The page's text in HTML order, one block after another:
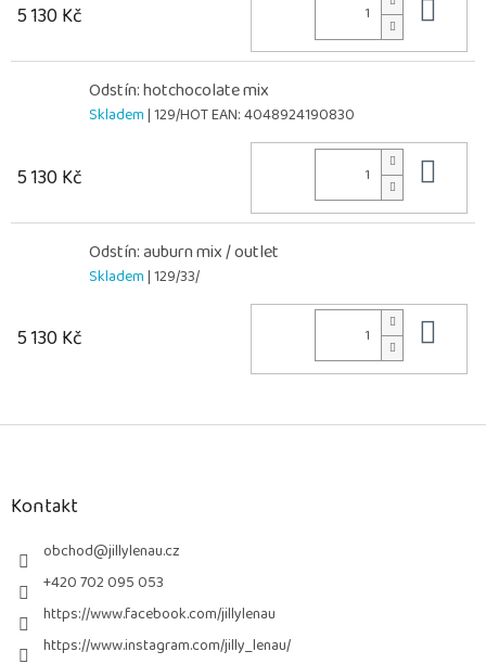
5 130 Kč
Odstín: hotchocolate mix
Skladem| 129/HOTEAN:4048924190830
5 130 Kč
Odstín: auburn mix / outlet
Skladem| 129/33/
5 130 Kč
Z
Kontakt
obchod@jillylenau.cz
+420 702 095 053
https://www.facebook.com/jillylenau
https://www.instagram.com/jilly_lenau/